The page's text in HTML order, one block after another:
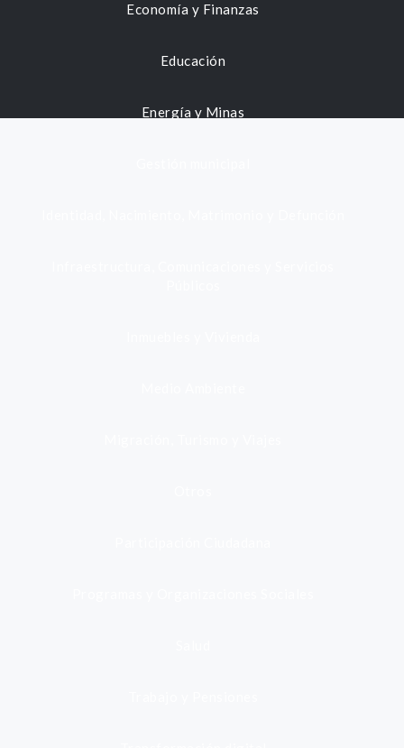
Economía y Finanzas
Educación
Energía y Minas